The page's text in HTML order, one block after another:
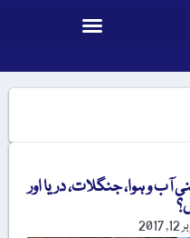
و ہوا، جنگلات، دریا اور